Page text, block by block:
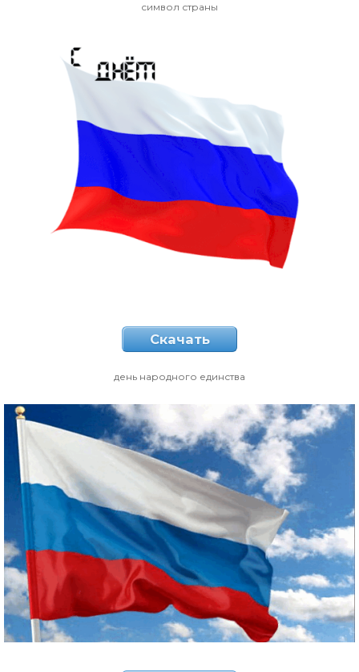
символ страны
Скачать
день народного единства